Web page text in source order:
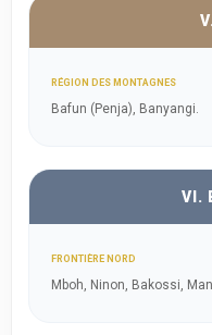
RÉGION DES MONTAGNES
Bafun (Penja), Banyangi.
VI.
FRONTIÈRE NORD
Mboh, Ninon, Bakossi,